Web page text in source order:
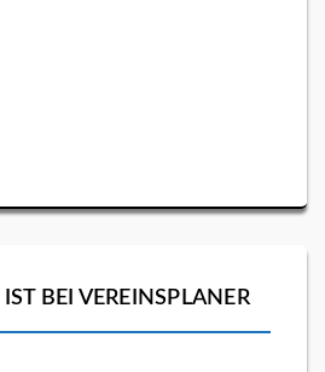
BEI VEREINSPLANER